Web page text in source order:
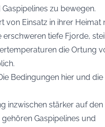
zu bewegen.
von Einsatz in ihrer Heimat
tiefe Fjorde,
die Ortung
Bedingungen hier und die
inzwischen stärker auf den
Gaspipelines und